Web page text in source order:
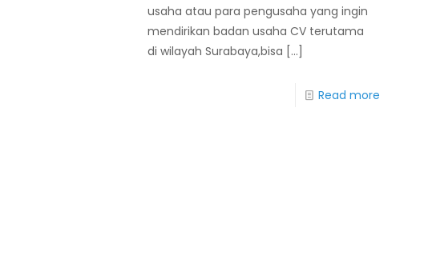
usaha atau para pengusaha yang ingin
mendirikan badan usaha CV terutama
di wilayah Surabaya,bisa […]
Read more